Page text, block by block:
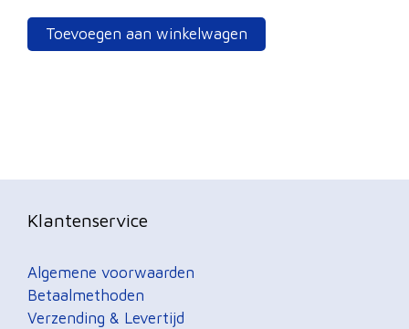
Toevoegen aan winkelwagen
Klantenservice
Algemene voorwaarden
Betaalmethoden
Verzending & Levertijd